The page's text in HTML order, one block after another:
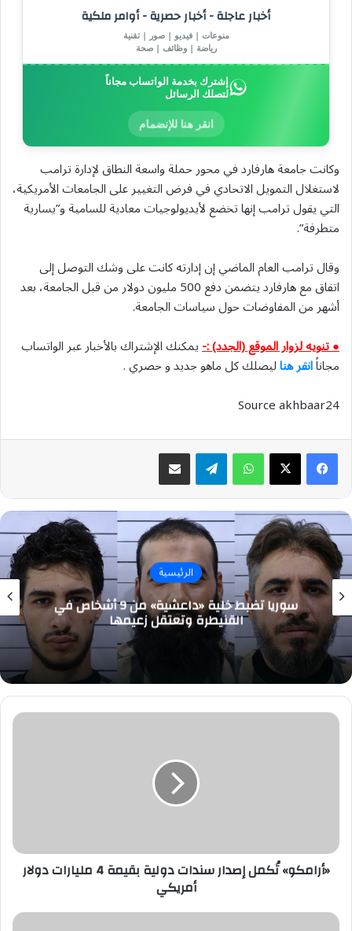
أخبار عاجلة - أخبار حصرية - أوامر ملكية
منوعات | فيديو | صور | تقنية
رياضة | وظائف | صحة
إشترك بخدمة الواتساب مجاناً
لتصلك الرسائل
انقر هنا للإنضمام
وكانت جامعة هارفارد في محور حملة واسعة النطاق لإدارة ترامب
لاستغلال التمويل الاتحادي في فرض التغيير على ⁠الجامعات الأمريكية،
التي يقول ترامب إنها تخضع لأيديولوجيات معادية للسامية و”يسارية
متطرفة”.
وقال ترامب العام الماضي إن إدارته كانت على وشك التوصل إلى
اتفاق مع هارفارد يتضمن دفع 500 مليون دولار من قبل الجامعة، بعد
أشهر ‌من المفاوضات حول سياسات الجامعة.
● تنويه لزوار الموقع (الجدد) :-يمكنك الإشتراك بالأخبار عبر الواتساب
مجاناًانقر هناليصلك كل ماهو جديد و حصري .
Source akhbaar24
واتسابتيلقرام مشاركة عبر البريد
الرئيسية
سوريا تضبط خلية «داعشية» من 9 أشخاص في
القنيطرة وتعتقل زعيمها
«أرامكو»
دولار
أمريكي «أرامكو» تُكمل إصدار سندات دولية بقيمة 4 مليارات دولار
أمريكي
«الشؤون